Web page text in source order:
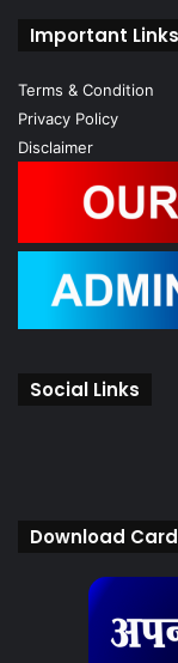
Important Links
Terms & Condition
Privacy Policy
Disclaimer
Social Links
Download Card